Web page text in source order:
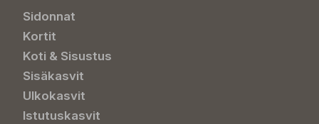
Sidonnat
Kortit
Koti & Sisustus
Sisäkasvit
Ulkokasvit
Istutuskasvit